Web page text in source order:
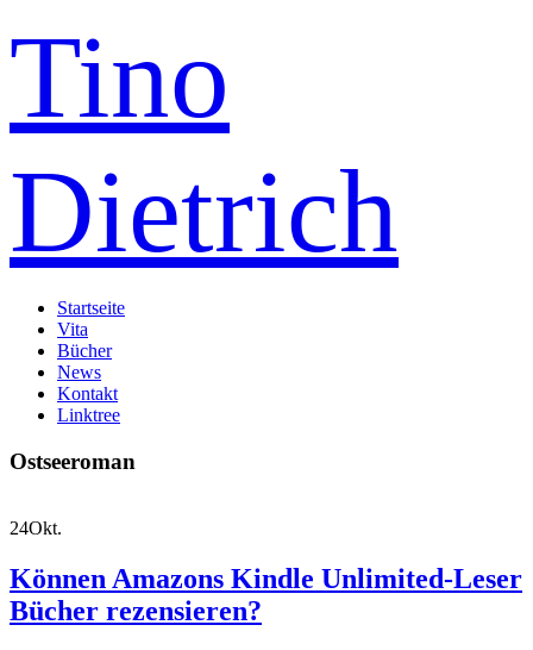
Tino
Dietrich
Startseite
Vita
Bücher
News
Kontakt
Linktree
Ostseeroman
24Okt.
Können Amazons Kindle Unlimited-Leser
Bücher rezensieren?